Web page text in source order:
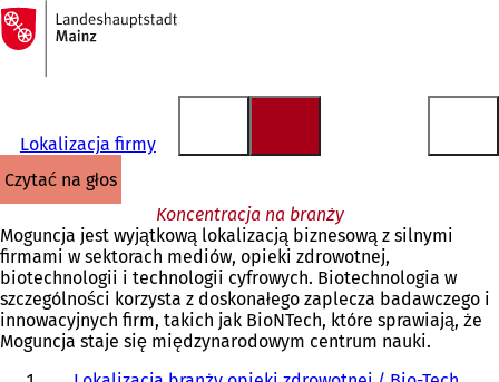
Przejdź do treści
Do
strony
głównej
Lokalizacja firmy
czytać na głos
Koncentracja na branży
Moguncja jest wyjątkową lokalizacją biznesową z silnymi
firmami w sektorach mediów, opieki zdrowotnej,
biotechnologii i technologii cyfrowych. Biotechnologia w
szczególności korzysta z doskonałego zaplecza badawczego i
innowacyjnych firm, takich jak BioNTech, które sprawiają, że
Moguncja staje się międzynarodowym centrum nauki.